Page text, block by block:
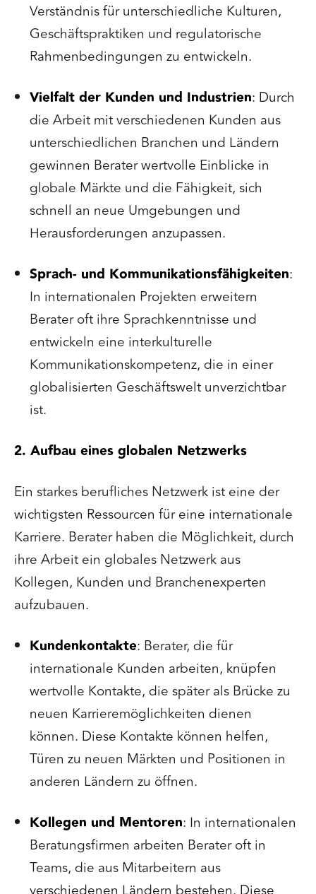
Verständnis für unterschiedliche Kulturen,
Geschäftspraktiken und regulatorische
Rahmenbedingungen zu entwickeln.
Vielfalt der Kunden und Industrien: Durch
die Arbeit mit verschiedenen Kunden aus
unterschiedlichen Branchen und Ländern
gewinnen Berater wertvolle Einblicke in
globale Märkte und die Fähigkeit, sich
schnell an neue Umgebungen und
Herausforderungen anzupassen.
Sprach- und Kommunikationsfähigkeiten:
In internationalen Projekten erweitern
Berater oft ihre Sprachkenntnisse und
entwickeln eine interkulturelle
Kommunikationskompetenz, die in einer
globalisierten Geschäftswelt unverzichtbar
ist.
2. Aufbau eines globalen Netzwerks
Ein starkes berufliches Netzwerk ist eine der
wichtigsten Ressourcen für eine internationale
Karriere. Berater haben die Möglichkeit, durch
ihre Arbeit ein globales Netzwerk aus
Kollegen, Kunden und Branchenexperten
aufzubauen.
Kundenkontakte: Berater, die für
internationale Kunden arbeiten, knüpfen
wertvolle Kontakte, die später als Brücke zu
neuen Karrieremöglichkeiten dienen
können. Diese Kontakte können helfen,
Türen zu neuen Märkten und Positionen in
anderen Ländern zu öffnen.
Kollegen und Mentoren: In internationalen
Beratungsfirmen arbeiten Berater oft in
Teams, die aus Mitarbeitern aus